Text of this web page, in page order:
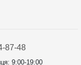
87-48
9:00-19:00